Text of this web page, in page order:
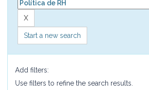
Start a new search
Add filters:
Use filters to refine the search results.